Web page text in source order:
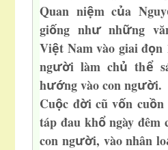
Quan niệm của Nguy
giống nhưnhững
Việt Nam vào giai đọn
ngườilàm chủ thể
hướng vào con người.
Cuộc đời cũ vốn cuồn
táp đau khổngày đêm
con người, vào nhân lo